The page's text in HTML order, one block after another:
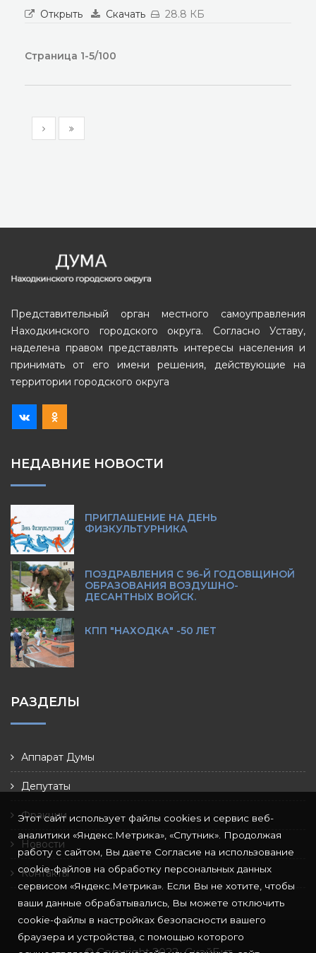
Открыть
Скачать 28.8 КБ
Страница 1-5/100
Представительный орган местного самоуправления
Находкинского городского округа. Согласно Уставу,
наделена правом представлять интересы населения и
принимать от его имени решения, действующие на
территории городского округа
НЕДАВНИЕ НОВОСТИ
ПРИГЛАШЕНИЕ НА ДЕНЬ
ФИЗКУЛЬТУРНИКА
ПОЗДРАВЛЕНИЯ С 96-Й ГОДОВЩИНОЙ
ОБРАЗОВАНИЯ ВОЗДУШНО-
ДЕСАНТНЫХ ВОЙСК.
КПП "НАХОДКА" -50 ЛЕТ
РАЗДЕЛЫ
Аппарат Думы
Депутаты
Фракции
Новости
Контакты
Этот сайт использует файлы cookies и сервис веб-
аналитики «Яндекс.Метрика», «Спутник». Продолжая
работу с сайтом, Вы даете Согласие на использование
cookie-файлов на обработку персональных данных
сервисом «Яндекс.Метрика». Если Вы не хотите, чтобы
ваши данные обрабатывались, Вы можете отключить
cookie-файлы в настройках безопасности вашего
браузера и устройства, с помощью которого